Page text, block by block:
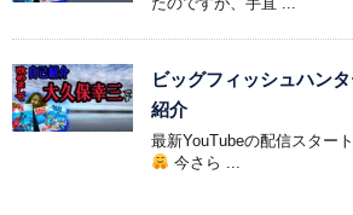
ビッグフィッシュハン
紹介
最新YouTubeの配信スター
今さら ...